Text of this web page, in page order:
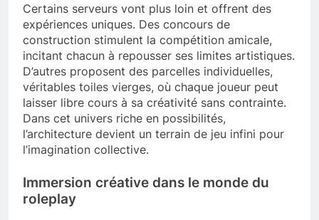
Certains serveurs vont plus loin et offrent des
expériences uniques. Des concours de
construction stimulent la compétition amicale,
incitant chacun à repousser ses limites artistiques.
D’autres proposent des parcelles individuelles,
véritables toiles vierges, où chaque joueur peut
laisser libre cours à sa créativité sans contrainte.
Dans cet univers riche en possibilités,
l’architecture devient un terrain de jeu infini pour
l’imagination collective.
Immersion créative dans le monde du
roleplay